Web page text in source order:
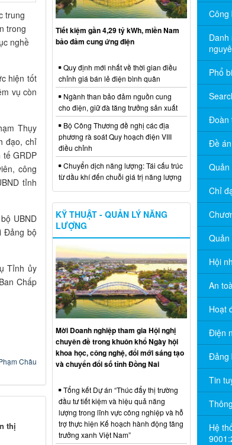
trung
trong
nghề
hiện tốt
vụ còn
Thụy
đạo, chỉ
GRDP
công
tỉnh
UBND
Đảng bộ
Tỉnh ủy
Chấp
Châu
thị
Công
Danh
Phổ
Đoàn
Đề
Quản
Chỉ
Quản
Hội
An
Hoạt
Điện
Đảng
Tin
Hệ
Tiết kiệm gần 4,29 tỷ kWh, miền Nam
bảo đảm cung ứng điện
Quy định mới nhất về thời gian điều
chỉnh giá bán lẻ điện bình quân
Ngành than bảo đảm nguồn cung
cho điện, giữ đà tăng trưởng sản xuất
Bộ Công Thương đề nghị các địa
phương rà soát Quy hoạch điện VIII
điều chỉnh
Chuyển dịch năng lượng: Tái cấu trúc
từ dầu khí đến chuỗi giá trị năng lượng
KỸ THUẬT - QUẢN LÝ NĂNG
LƯỢNG
Mời Doanh nghiệp tham gia Hội nghị
chuyên đề trong khuôn khổ Ngày hội
khoa học, công nghệ, đổi mới sáng tạo
và chuyển đổi số tỉnh Đồng Nai
Tổng kết Dự án “Thúc đẩy thị trường
đầu tư tiết kiệm và hiệu quả năng
lượng trong lĩnh vực công nghiệp và hỗ
trợ thực hiện Kế hoạch hành động tăng
trưởng xanh Việt Nam”